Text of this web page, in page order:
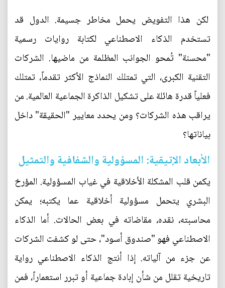
لكن هذا التفويض يحمل مخاطر جسيمة. الدول قد
تستخدم الذكاء الاصطناعي لكتابة روايات رسمية
"محسنة" تُمحو الجوانب المظلمة من ماضيها. الشركات
التقنية الكبرى، التي تمتلك النماذج الأكثر تقدماً، تمتلك
فعلياً قدرة هائلة على تشكيل الذاكرة الجماعية العالمية. من
يراقب هذه الشركات؟ ومن يحدد معايير "الحقيقة" داخل
بياناتها؟
الأبعاد الإتيقية: المسؤولية والشفافية والتمثيل
يكمن قلب المشكلة الأخلاقية في غياب المسؤولية. المؤرخ
البشري يتحمل مسؤولية أخلاقية عما يكتبه؛ يمكن
محاسبته، نقده، مقاضاته في بعض الحالات. أما الذكاء
الاصطناعي فهو "صندوق أسود"، حتى لو كشفت الشركات
عن جزء من آلياته. إذا أنتج الذكاء الاصطناعي رواية
تاريخية تقلل من شأن إبادة جماعية أو تبرر استعماراً، فمن